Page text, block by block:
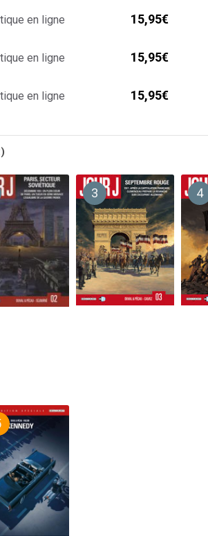
en ligne 15,95€
en ligne 15,95€
en ligne 15,95€
3 4